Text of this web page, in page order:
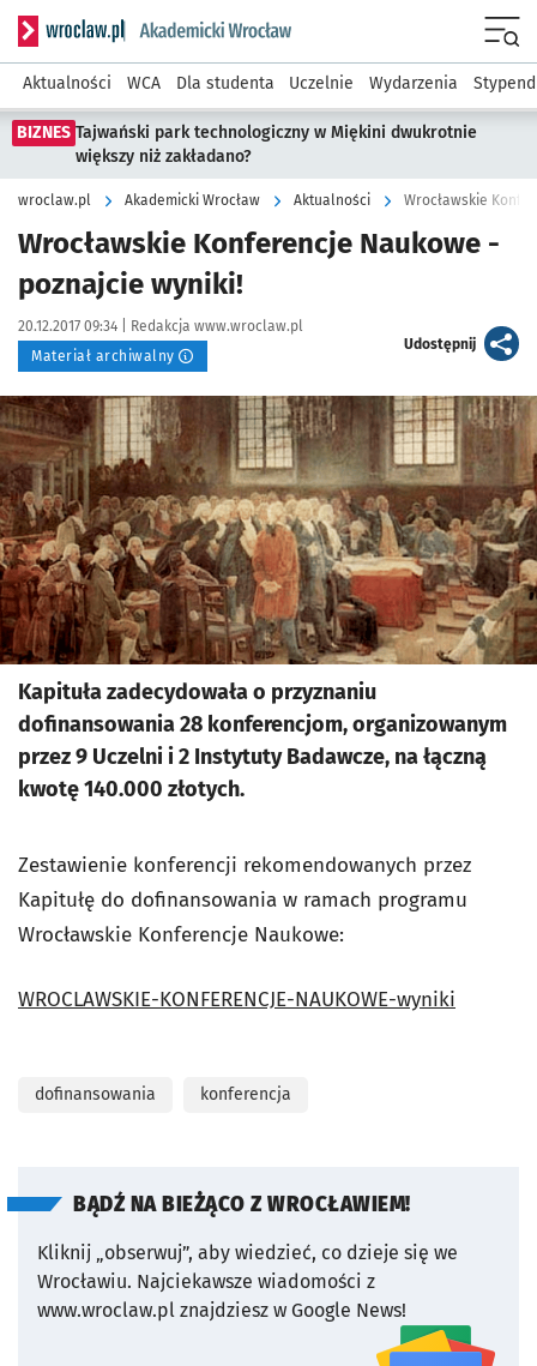
Serwis informacyjny wroclaw.pl podserwis: Akademicki
Aktualności WCA Dla studenta Uczelnie Wydarzenia
BIZNES Tajwański park technologiczny w Miękini dwukrotnie
większy niż zakładano?
wroclaw.pl Akademicki Wrocław Aktualności Wrocławskie
Wrocławskie Konferencje Naukowe -
poznajcie wyniki!
Data publikacji:
20.12.2017 09:34 | Autor:
Redakcja www.wroclaw.pl
Materiał archiwalny
Udostępnijartykuł
Kliknij, aby powiększyć
Kapituła zadecydowała o przyznaniu
dofinansowania 28 konferencjom, organizowanym
przez 9 Uczelni i 2 Instytuty Badawcze, na łączną
kwotę 140.000 złotych.
Zestawienie konferencji rekomendowanych przez
Kapitułę do dofinansowania w ramach programu
Wrocławskie Konferencje Naukowe:
WROCLAWSKIE-KONFERENCJE-NAUKOWE-wyniki
dofinansowania konferencja
BĄDŹ NA BIEŻĄCO Z WROCŁAWIEM!
Kliknij „obserwuj”, aby wiedzieć, co dzieje się we
Wrocławiu. Najciekawsze wiadomości z
www.wroclaw.pl znajdziesz w Google News!